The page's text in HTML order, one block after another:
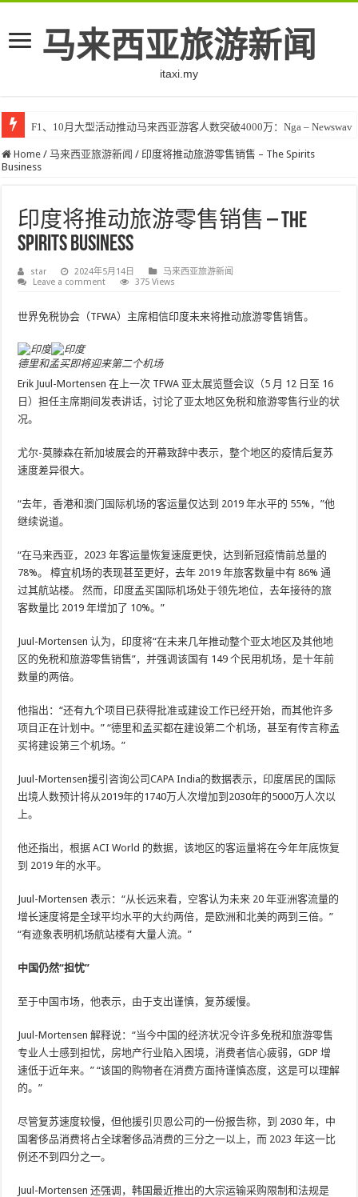
马来西亚旅游新闻
itaxi.my
F1、10月大型活动推动马来西亚游客人数突破4000万：Nga – Newswav
Home / 马来西亚旅游新闻 / 印度将推动旅游零售销售 – The Spirits
Business
印度将推动旅游零售销售 – The
Spirits Business
star 2024年5月14日
马来西亚旅游新闻
Leave a comment
375 Views
世界免税协会（TFWA）主席相信印度未来将推动旅游零售销售。
德里和孟买即将迎来第二个机场
Erik Juul-Mortensen 在上一次 TFWA 亚太展览暨会议（5 月 12 日至 16
日）担任主席期间发表讲话，讨论了亚太地区免税和旅游零售行业的状
况。
尤尔-莫滕森在新加坡展会的开幕致辞中表示，整个地区的疫情后复苏
速度差异很大。
“去年，香港和澳门国际机场的客运量仅达到 2019 年水平的 55%，”他
继续说道。
“在马来西亚，2023 年客运量恢复速度更快，达到新冠疫情前总量的
78%。 樟宜机场的表现甚至更好，去年 2019 年旅客数量中有 86% 通
过其航站楼。 然而，印度孟买国际机场处于领先地位，去年接待的旅
客数量比 2019 年增加了 10%。”
Juul-Mortensen 认为，印度将“在未来几年推动整个亚太地区及其他地
区的免税和旅游零售销售”，并强调该国有 149 个民用机场，是十年前
数量的两倍。
他指出：“还有九个项目已获得批准或建设工作已经开始，而其他许多
项目正在计划中。” “德里和孟买都在建设第二个机场，甚至有传言称孟
买将建设第三个机场。”
Juul-Mortensen援引咨询公司CAPA India的数据表示，印度居民的国际
出境人数预计将从2019年的1740万人次增加到2030年的5000万人次以
上。
他还指出，根据 ACI World 的数据，该地区的客运量将在今年年底恢复
到 2019 年的水平。
Juul-Mortensen 表示：“从长远来看，空客认为未来 20 年亚洲客流量的
增长速度将是全球平均水平的大约两倍，是欧洲和北美的两到三倍。”
“有迹象表明机场航站楼有大量人流。”
中国仍然“担忧”
至于中国市场，他表示，由于支出谨慎，复苏缓慢。
Juul-Mortensen 解释说：“当今中国的经济状况令许多免税和旅游零售
专业人士感到担忧，房地产行业陷入困境，消费者信心疲弱，GDP 增
速低于近年来。” “该国的购物者在消费方面持谨慎态度，这是可以理解
的。”
尽管复苏速度较慢，但​​他援引贝恩公司的一份报告称，到 2030 年，中
国奢侈品消费将占全球奢侈品消费的三分之一以上，而 2023 年这一比
例还不到四分之一。
Juul-Mortensen 还强调，韩国最近推出的大宗运输采购限制和法规是